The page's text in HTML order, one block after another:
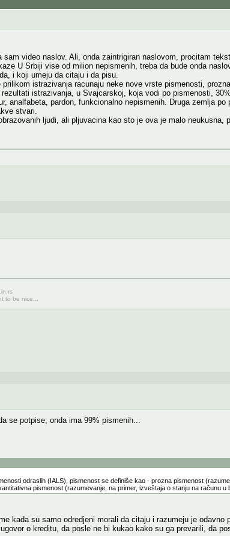
video naslov. Ali, onda zaintrigiran naslovom, procitam
U Srbiji vise od milion nepismenih, treba da bude onda
i koji umeju da citaju i da pisu.
istrazivanja racunaju neke nove vrste pismenosti,
istrazivanja, u Svajcarskoj, koja vodi po pismenosti,
analfabeta, pardon, funkcionalno nepismenih. Druga zemlja
stvari.
ljudi, ali pljuvacina kao sto je ova je malo neukusna,
to be nice...
se potpise, onda ima 99% pismenih...
odraslih (IALS), pismenost se definiše kao - prozna pismenost
pismenost (razumevanje, na primer, izveštaja o stanju na računu u
kada su samo odredjeni morali da citaju i razumeju je
o kreditu, da posle ne bi kukao kako su ga prevarili, da